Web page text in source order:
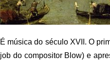
É música do século XVII. O
job do compositor Blow) e